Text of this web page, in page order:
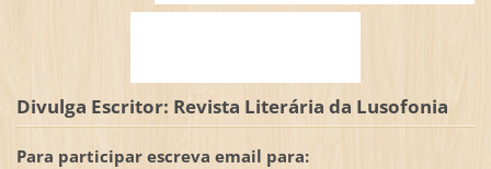
Divulga Escritor: Revista Literária da Lusofonia
Para participar escreva email para: